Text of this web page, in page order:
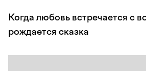
Когда любовь встречается с
рождается сказка